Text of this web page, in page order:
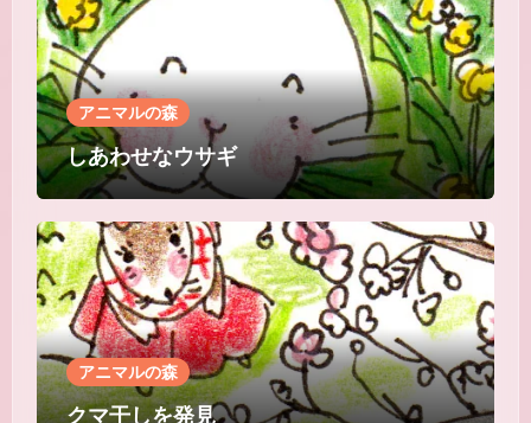
アニマルの森
しあわせなウサギ
アニマルの森
クマ干しを発見